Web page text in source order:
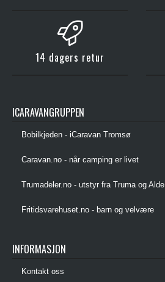
14 dagers retur
ICARAVANGRUPPEN
Bobilkjeden - iCaravan Tromsø
Caravan.no - når camping er livet
Trumadeler.no - utstyr fra Truma og Alde
Fritidsvarehuset.no - barn og velvære
INFORMASJON
Kontakt oss